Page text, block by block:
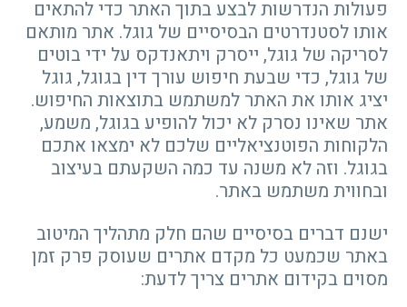
פעולות הנדרשות לבצע בתוך האתר כדי להתאים
אותו לסטנדרטים הבסיסיים של גוגל. אתר מותאם
לסריקה של גוגל, ייסרק ויתאנדקס על ידי בוטים
של גוגל, כדי שבעת חיפוש עורך דין בגוגל, גוגל
יציג אותו את האתר למשתמש בתוצאות החיפוש.
אתר שאינו נסרק לא יכול להופיע בגוגל, משמע,
הלקוחות הפוטנציאליים שלכם לא ימצאו אתכם
בגוגל. וזה לא משנה עד כמה השקעתם בעיצוב
ובחווית משתמש באתר.
ישנם דברים בסיסיים שהם חלק מתהליך המיטוב
באתר שכמעט כל מקדם אתרים שעוסק פרק זמן
מסוים בקידום אתרים צריך לדעת: